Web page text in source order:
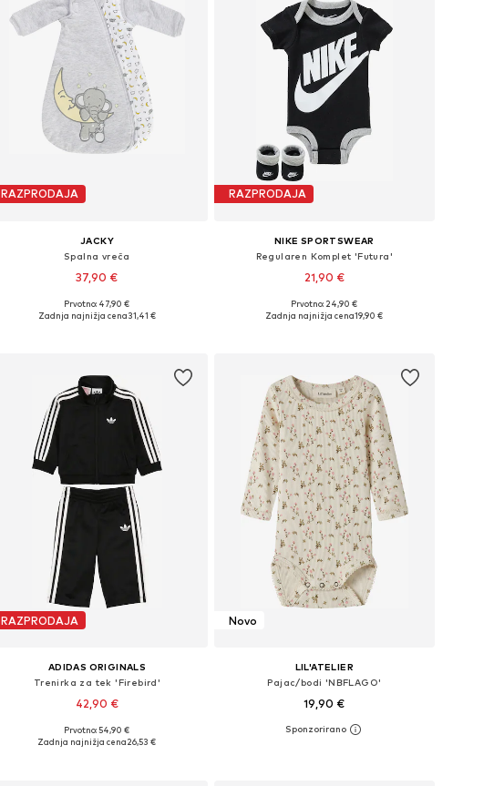
RAZPRODAJA
JACKY
Spalna vreča
37,90 €
Razpoložljive velikosti: 50, 56, 68, 74, 86
Prvotno: 47,90 €
Zadnja najnižja cena31,41 €
RAZPRODAJA
NIKE SPORTSWEAR
Regularen Komplet 'Futura'
21,90 €
+ 1
Razpoložljive velikosti: 50-68, 68-80
Prvotno: 24,90 €
Zadnja najnižja cena19,90 €
RAZPRODAJA
ADIDAS ORIGINALS
Trenirka za tek 'Firebird'
42,90 €
+ 2
Na voljo v različnih velikostih
Prvotno: 54,90 €
Zadnja najnižja cena26,53 €
Novo
LIL'ATELIER
Pajac/bodi 'NBFLAGO'
19,90 €
Razpoložljive velikosti: 68, 74, 80